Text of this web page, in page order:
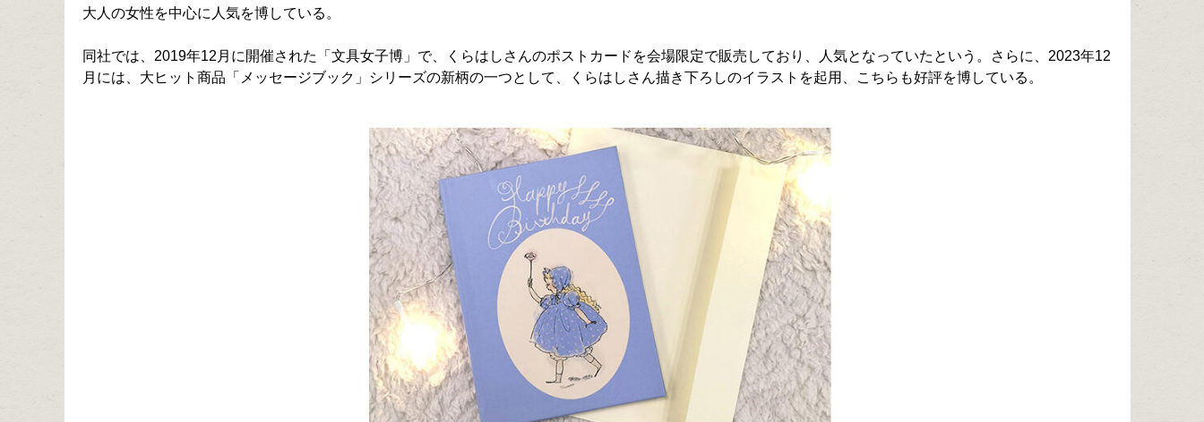
大人の女性を中心に人気を博している。
同社では、2019年12月に開催された「文具女子博」で、くらはしさんのポストカードを会場限定で販売しており、人気となっていたという。さらに、2023年12
月には、大ヒット商品「メッセージブック」シリーズの新柄の一つとして、くらはしさん描き下ろしのイラストを起用、こちらも好評を博している。